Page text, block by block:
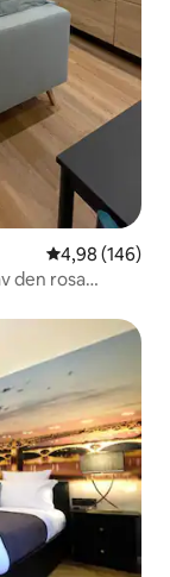
4,98 av 5 i
4,98 (146)
den rosa